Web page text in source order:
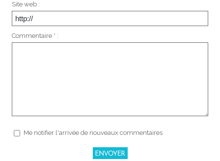
Site web :
Commentaire * :
Me notifier l'arrivée de nouveaux commentaires